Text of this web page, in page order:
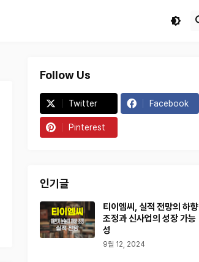
Follow Us
Twitter Facebook
Pinterest
인기글
티이엠씨, 실적 전망의 하향
조정과 신사업의 성장 가능
성
9월 12, 2024